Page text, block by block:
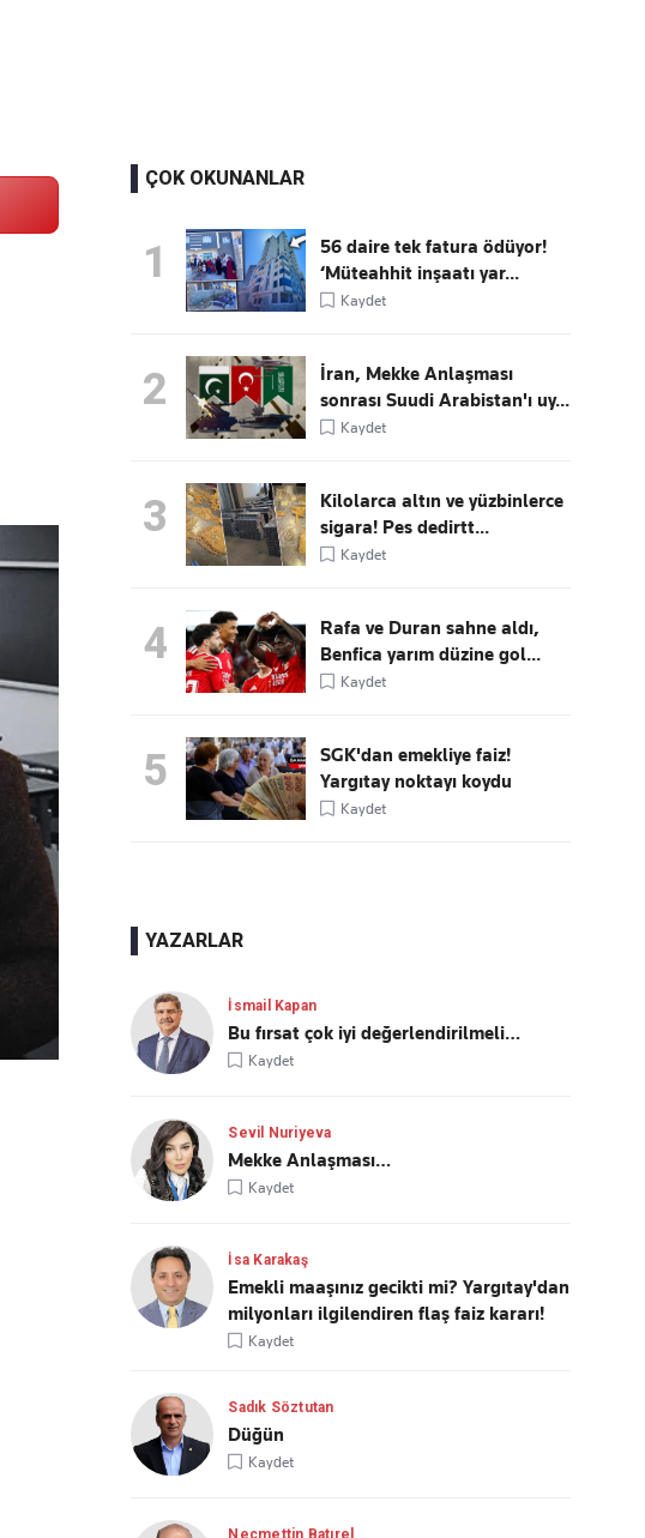
ÇOK OKUNANLAR
1
56 daire tek fatura ödüyor!
‘Müteahhit inşaatı yar...
Kaydet
2
İran, Mekke Anlaşması
sonrası Suudi Arabistan'ı uy...
Kaydet
3
Kilolarca altın ve yüzbinlerce
sigara! Pes dedirtt...
Kaydet
4
Rafa ve Duran sahne aldı,
Benfica yarım düzine gol...
Kaydet
5
SGK'dan emekliye faiz!
Yargıtay noktayı koydu
Kaydet
YAZARLAR
İsmail Kapan
Bu fırsat çok iyi değerlendirilmeli…
Kaydet
Sevil Nuriyeva
Mekke Anlaşması…
Kaydet
İsa Karakaş
Emekli maaşınız gecikti mi? Yargıtay'dan
milyonları ilgilendiren flaş faiz kararı!
Kaydet
Sadık Söztutan
Düğün
Kaydet
Necmettin Batırel